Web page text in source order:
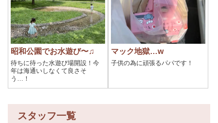
昭和公園でお水遊び〜♫
待ちに待った水遊び場開設！今
年は海通いしなくて良さそ
う…！
マック地獄…w
子供の為に頑張るパパです！
スタッフ一覧